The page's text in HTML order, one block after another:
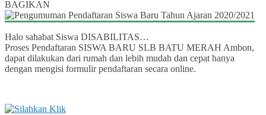
BAGIKAN
Halo sahabat Siswa DISABILITAS…
Proses Pendaftaran SISWA BARU SLB BATU MERAH Ambon,
dapat dilakukan dari rumah dan lebih mudah dan cepat hanya
dengan mengisi formulir pendaftaran secara online.